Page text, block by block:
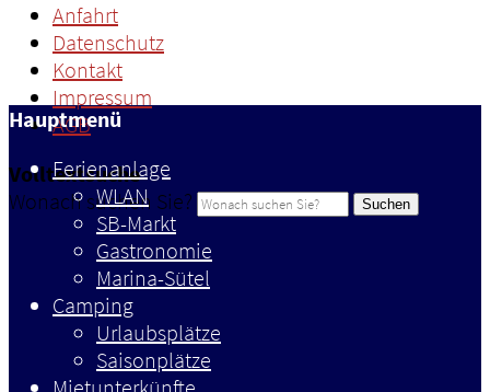
Anfahrt
Datenschutz
Kontakt
Impressum
AGB
Volltextsuche
Wonach suchen Sie?
Suchen
Hauptmenü
Ferienanlage
WLAN
SB-Markt
Gastronomie
Marina-Sütel
Camping
Urlaubsplätze
Saisonplätze